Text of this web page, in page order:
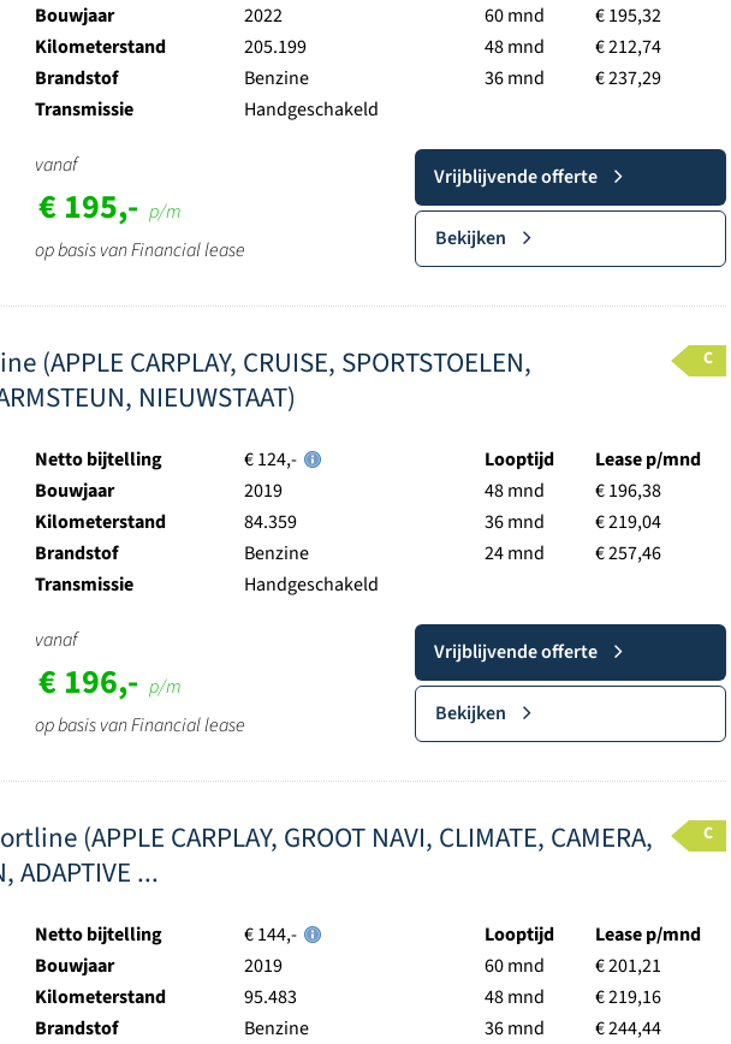
Bouwjaar
2022
Kilometerstand
205.199
Brandstof
Benzine
Transmissie
Handgeschakeld
60 mnd
48 mnd
36 mnd
€ 195,32
€ 212,74
€ 237,29
vanaf
€ 195,- p/m
op basis van Financial lease
Vrijblijvende offerte
Bekijken
(APPLE CARPLAY, CRUISE, SPORTSTOELEN,
NIEUWSTAAT)
C
Netto bijtelling
€ 124,-
Bouwjaar
2019
Kilometerstand
84.359
Brandstof
Benzine
Transmissie
Handgeschakeld
Looptijd
48 mnd
36 mnd
24 mnd
Lease p/mnd
€ 196,38
€ 219,04
€ 257,46
vanaf
€ 196,- p/m
op basis van Financial lease
Vrijblijvende offerte
Bekijken
(APPLE CARPLAY, GROOT NAVI, CLIMATE, CAMERA,
ADAPTIVE ...
C
Netto bijtelling
€ 144,-
Bouwjaar
2019
Kilometerstand
95.483
Brandstof
Benzine
Looptijd
60 mnd
48 mnd
36 mnd
Lease p/mnd
€ 201,21
€ 219,16
€ 244,44